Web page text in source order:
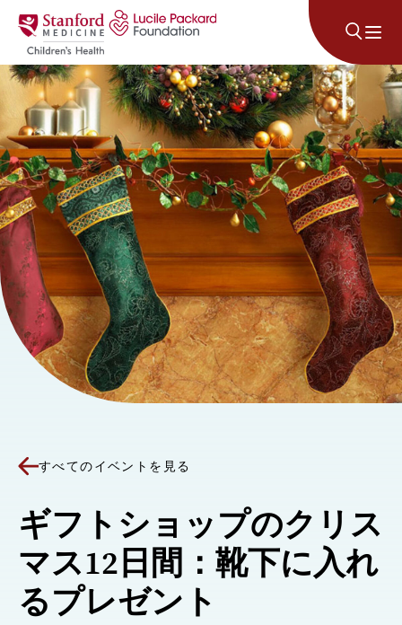
コンテンツにスキップ
すべてのイベントを見る
ギフトショップのクリス
マス12日間：靴下に入れ
るプレゼント